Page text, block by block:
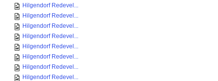
Hilgendorf Redevel...
Hilgendorf Redevel...
Hilgendorf Redevel...
Hilgendorf Redevel...
Hilgendorf Redevel...
Hilgendorf Redevel...
Hilgendorf Redevel...
Hilgendorf Redevel...